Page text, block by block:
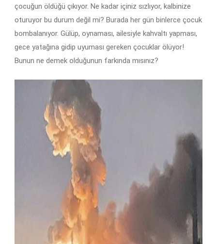
çocuğun öldüğü çıkıyor. Ne kadar içiniz sızlıyor, kalbinize
oturuyor bu durum değil mi? Burada her gün binlerce çocuk
bombalanıyor. Gülüp, oynaması, ailesiyle kahvaltı yapması,
gece yatağına gidip uyuması gereken çocuklar ölüyor!
Bunun ne demek olduğunun farkında mısınız?